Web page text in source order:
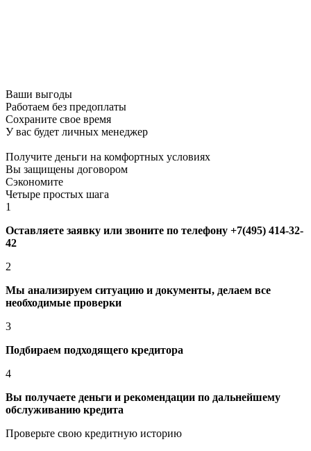
Ваши выгоды
Работаем без предоплаты
Сохраните свое время
У вас будет личных менеджер
Получите деньги на комфортных условиях
Вы защищены договором
Сэкономите
Четыре простых шага
1
Оставляете заявку или звоните по телефону +7(495) 414-32-
42
2
Мы анализируем ситуацию и документы, делаем все
необходимые проверки
3
Подбираем подходящего кредитора
4
Вы получаете деньги и рекомендации по дальнейшему
обслуживанию кредита
Проверьте свою кредитную историю